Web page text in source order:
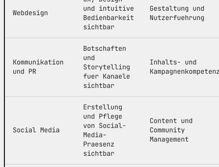
Webdesign
und intuitive
Bedienbarkeit
sichtbar
Gestaltung und
Nutzerfuehrung
Kommunikation
und PR
Botschaften
und
Storytelling
fuer Kanaele
sichtbar
Inhalts- und
Social Media
Erstellung
und Pflege
von Social-
Media-
Praesenz
sichtbar
Content und
Community
Management